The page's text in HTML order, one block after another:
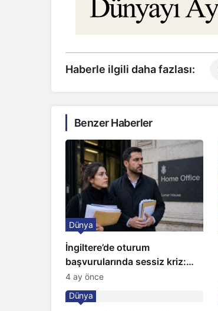
Haberle ilgili daha fazlası:
Benzer Haberler
İngiltere’de oturum
başvurularında sessiz kriz:
Büyükelçilikten açıklama!
Dünya
4 ay önce
Dünya